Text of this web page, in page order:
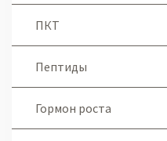
ПКТ
Пептиды
Гормон роста